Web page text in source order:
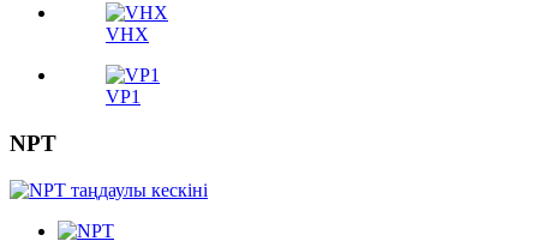
VHX
VP1
NPT